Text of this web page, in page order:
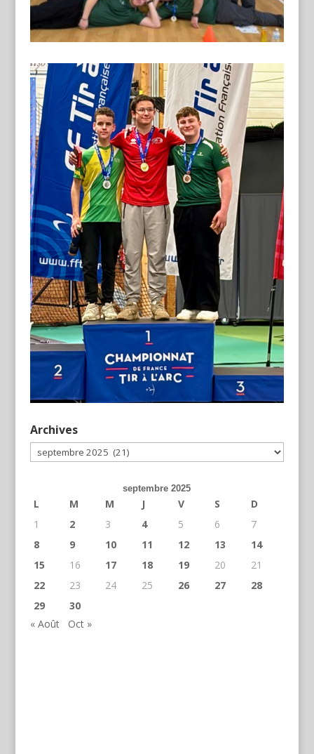
Archives
Archives
septembre 2025
L M M J V S
D
1
2 3 4 5 6
7
8
9 10 11 12 13
14
15
16 17 18 19 20
21
22
23 24 25 26 27
28
29
30
« Août
Oct »